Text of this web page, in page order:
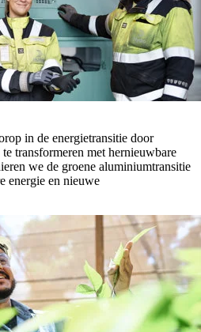
in de energietransitie door
transformeren met hernieuwbare
we de groene aluminiumtransitie
energie en nieuwe